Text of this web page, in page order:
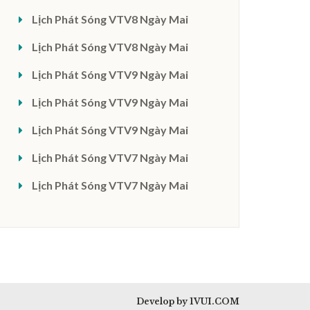
Lịch Phát Sóng VTV8 Ngày Mai
Lịch Phát Sóng VTV8 Ngày Mai
Lịch Phát Sóng VTV9 Ngày Mai
Lịch Phát Sóng VTV9 Ngày Mai
Lịch Phát Sóng VTV9 Ngày Mai
Lịch Phát Sóng VTV7 Ngày Mai
Lịch Phát Sóng VTV7 Ngày Mai
Develop by 1VUI.COM